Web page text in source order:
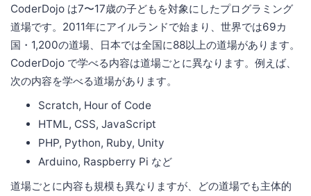
CoderDojo は7〜17歳の子どもを対象にしたプログラミング
道場です。2011年にアイルランドで始まり、世界では69カ
国・1,200の道場、日本では全国に88以上の道場があります。
CoderDojo で学べる内容は道場ごとに異なります。例えば、
次の内容を学べる道場があります。
Scratch, Hour of Code
HTML, CSS, JavaScript
PHP, Python, Ruby, Unity
Arduino, Raspberry Pi など
道場ごとに内容も規模も異なりますが、どの道場でも主体的